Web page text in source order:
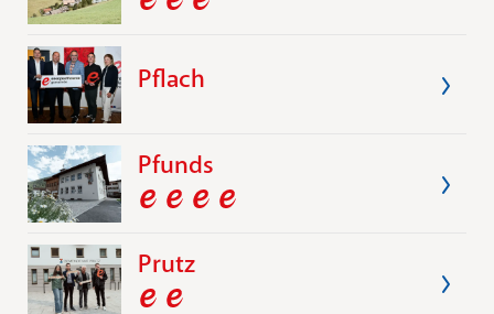
Pflach
Pfunds
Prutz